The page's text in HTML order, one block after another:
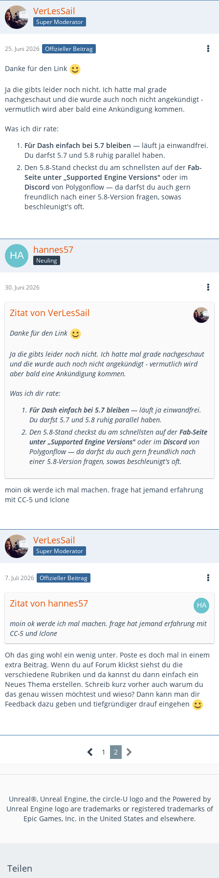
laufendes Projekt am
genau wegen solcher Plugins.
Version ist super zum Reinschnuppern, aber dein „echtes"
deine wichtigen Plugins für 5.8 nachgezogen sind.
Wie ist denn der Fab-Link zu dem Plugin?
VerLesSail
Super Moderator
25. Juni 2026 Offizieller Beitrag
Danke für den Link
Ja die gibts leider noch nicht. Ich hatte mal grade
nachgeschaut und die wurde auch noch nicht angekündigt -
vermutlich wird aber bald eine Ankündigung kommen.
Was ich dir rate:
Für Dash einfach bei 5.7 bleiben — läuft ja einwandfrei.
Du darfst 5.7 und 5.8 ruhig parallel haben.
Den 5.8-Stand checkst du am schnellsten auf der Fab-
Seite unter „Supported Engine Versions" oder im
Discord von Polygonflow — da darfst du auch gern
freundlich nach einer 5.8-Version fragen, sowas
beschleunigt's oft.
hannes57
Neuling
30. Juni 2026
Zitat von VerLesSail
Danke für den Link
Ja die gibts leider noch nicht. Ich hatte mal grade nachgeschaut
und die wurde auch noch nicht angekündigt - vermutlich wird
aber bald eine Ankündigung kommen.
Was ich dir rate:
Für Dash einfach bei 5.7 bleiben — läuft ja einwandfrei.
Du darfst 5.7 und 5.8 ruhig parallel haben.
Den 5.8-Stand checkst du am schnellsten auf der Fab-Seite
unter „Supported Engine Versions" oder im Discordvon
Polygonflow — da darfst du auch gern freundlich nach
einer 5.8-Version fragen, sowas beschleunigt's oft.
moin ok werde ich mal machen. frage hat jemand erfahrung
mit CC-5 und Iclone
VerLesSail
Super Moderator
7. Juli 2026 Offizieller Beitrag
Zitat von hannes57
moin ok werde ich mal machen. frage hat jemand erfahrung mit
CC-5 und Iclone
Oh das ging wohl ein wenig unter. Poste es doch mal in einem
extra Beitrag. Wenn du auf Forum klickst siehst du die
verschiedene Rubriken und da kannst du dann einfach ein
Neues Thema erstellen. Schreib kurz vorher auch warum du
das genau wissen möchtest und wieso? Dann kann man dir
Feedback dazu geben und tiefgründiger drauf eingehen
1 2
Unreal®, Unreal Engine, the circle-U logo and the Powered by
Unreal Engine logo are trademarks or registered trademarks of
Epic Games, Inc. in the United States and elsewhere.
Teilen